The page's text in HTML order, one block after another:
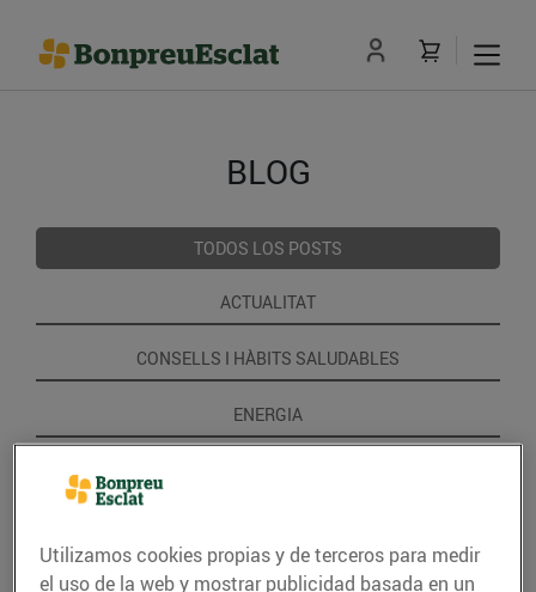
BLOG
TODOS LOS POSTS
ACTUALITAT
CONSELLS I HÀBITS SALUDABLES
ENERGIA
Utilizamos cookies propias y de terceros para medir
el uso de la web y mostrar publicidad basada en un